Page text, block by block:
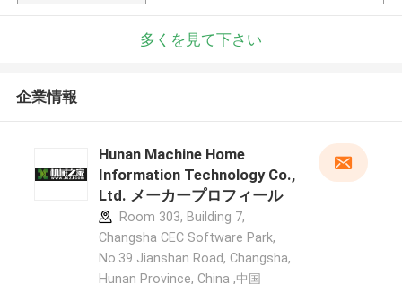
多くを見て下さい
企業情報
Hunan Machine Home
Information Technology Co.,
Ltd. メーカープロフィール
Room 303, Building 7,
Changsha CEC Software Park,
No.39 Jianshan Road, Changsha,
Hunan Province, China ,中国